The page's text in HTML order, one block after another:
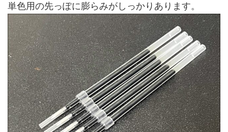
単色用の先っぽに膨らみがしっかりあります。